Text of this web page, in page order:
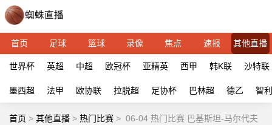
首页 足球 篮球 录像 焦点 速报 其他直播
世界杯 英超 中超 欧冠杯 亚精英 西甲 韩K联 沙特联
墨西超 法甲 欧协联 拉脱超 足协杯 巴林超 德乙 智
首页 > 其他直播 > 热门比赛 > 06-04 热门比赛 巴基斯坦-马尔代夫